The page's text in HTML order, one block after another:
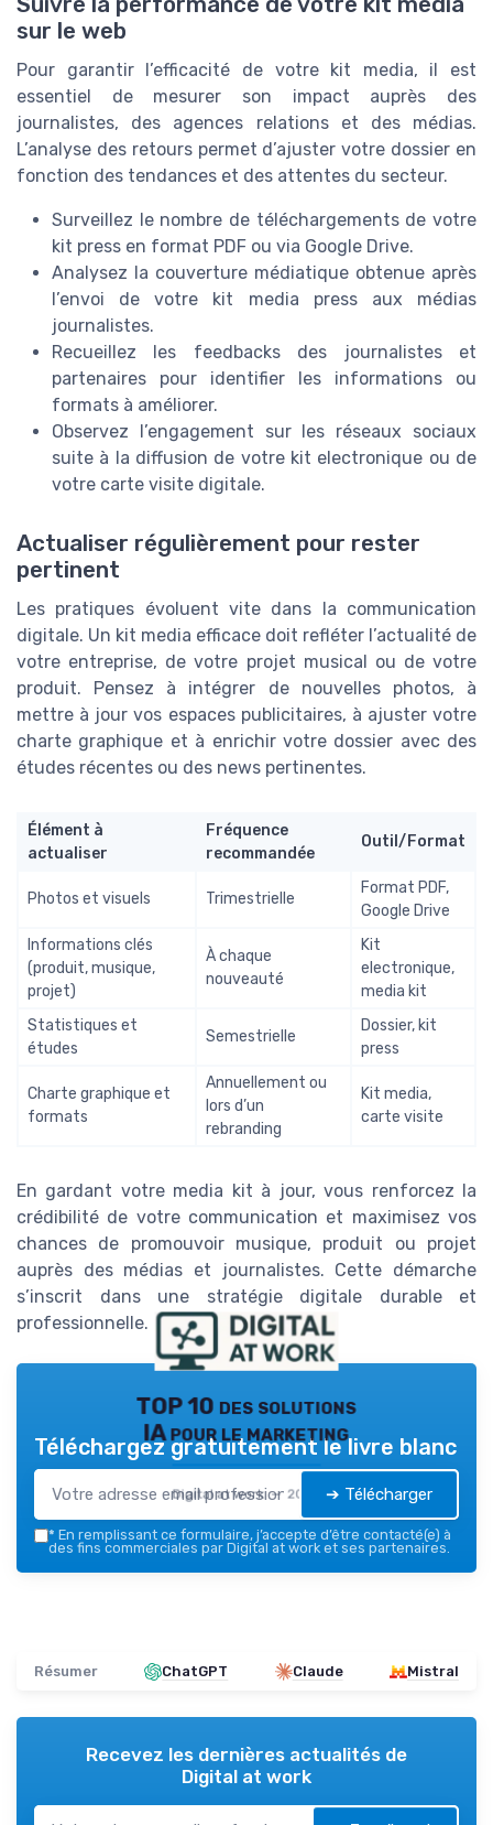
sur le web
Pour garantir l’efficacité de votre kit media, il est
essentiel de mesurer son impact auprès des
journalistes, des agences relations et des médias.
L’analyse des retours permet d’ajuster votre dossier en
fonction des tendances et des attentes du secteur.
Surveillez le nombre de téléchargements de votre
kit press en format PDF ou via Google Drive.
Analysez la couverture médiatique obtenue après
l’envoi de votre kit media press aux médias
journalistes.
Recueillez les feedbacks des journalistes et
partenaires pour identifier les informations ou
formats à améliorer.
Observez l’engagement sur les réseaux sociaux
suite à la diffusion de votre kit electronique ou de
votre carte visite digitale.
Actualiser régulièrement pour rester
pertinent
Les pratiques évoluent vite dans la communication
digitale. Un kit media efficace doit refléter l’actualité de
votre entreprise, de votre projet musical ou de votre
produit. Pensez à intégrer de nouvelles photos, à
mettre à jour vos espaces publicitaires, à ajuster votre
charte graphique et à enrichir votre dossier avec des
études récentes ou des news pertinentes.
Élément à
actualiser
Fréquence
recommandée
Outil/Format
Photos et visuels Trimestrielle
Format PDF,
Google Drive
Informations clés
(produit, musique,
projet)
À chaque
nouveauté
Kit
electronique,
media kit
Statistiques et
études
Semestrielle
Dossier, kit
press
Charte graphique et
formats
Annuellement ou
lors d’un
rebranding
Kit media,
carte visite
En gardant votre media kit à jour, vous renforcez la
crédibilité de votre communication et maximisez vos
chances de promouvoir musique, produit ou projet
auprès des médias et journalistes. Cette démarche
s’inscrit dans une stratégie digitale durable et
professionnelle.
TOP 10 des solutions
IA pour le marketing
Digital at work — 2026
Téléchargez gratuitement le livre blanc
➔ Télécharger
* En remplissant ce formulaire, j’accepte d’être contacté(e) à
des fins commerciales par Digital at work et ses partenaires.
Résumer ChatGPT Claude Mistral
Recevez les dernières actualités de
Digital at work